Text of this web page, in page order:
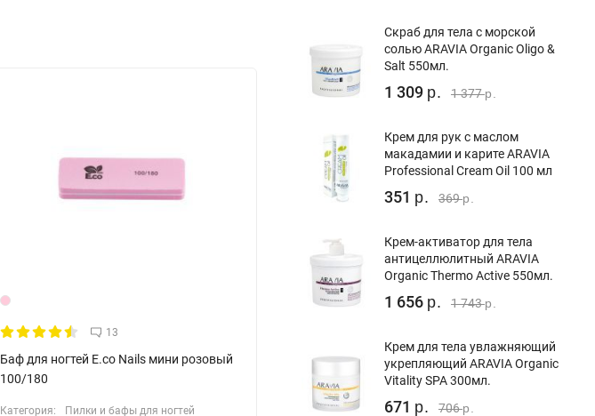
13
Баф для ногтей E.co Nails мини розовый
100/180
Категория: Пилки и бафы для ногтей
Скраб для тела с морской
солью ARAVIA Organic Oligo &
Salt 550мл.
1 309 р. 1 377р.
Крем для рук с маслом
макадамии и карите ARAVIA
Professional Cream Oil 100 мл
351 р. 369р.
Крем-активатор для тела
антицеллюлитный ARAVIA
Organic Thermo Active 550мл.
1 656 р. 1 743р.
Крем для тела увлажняющий
укрепляющий ARAVIA Organic
Vitality SPA 300мл.
671 р. 706р.